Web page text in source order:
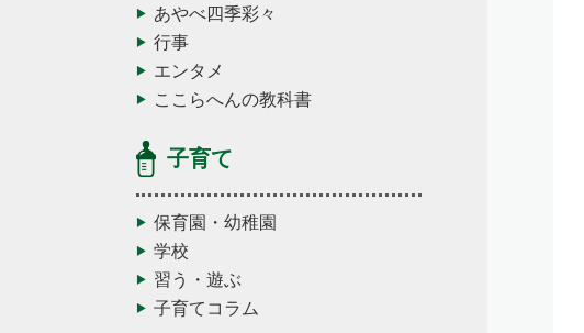
あやべ四季彩々
行事
エンタメ
ここらへんの教科書
子育て
保育園・幼稚園
学校
習う・遊ぶ
子育てコラム